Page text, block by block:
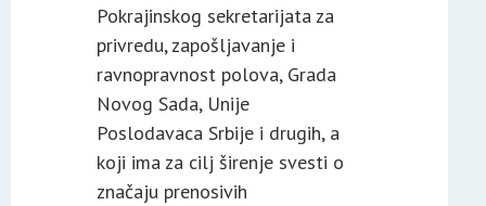
Pokrajinskog sekretarijata za
privredu, zapošljavanje i
ravnopravnost polova, Grada
Novog Sada, Unije
Poslodavaca Srbije i drugih, a
koji ima za cilj širenje svesti o
značaju prenosivih